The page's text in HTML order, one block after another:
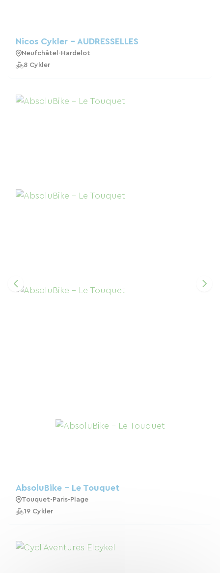
Nicos Cykler - AUDRESSELLES
Neufchâtel-Hardelot
8 Cykler
AbsoluBike - Le Touquet
Touquet-Paris-Plage
19 Cykler